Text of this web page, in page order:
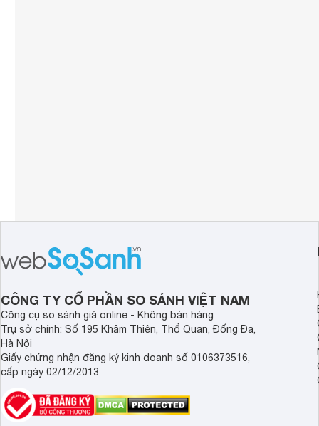
CÔNG TY CỔ PHẦN SO SÁNH VIỆT NAM
Công cụ so sánh giá online - Không bán hàng
Trụ sở chính: Số 195 Khâm Thiên, Thổ Quan, Đống Đa,
Hà Nội
Giấy chứng nhận đăng ký kinh doanh số 0106373516,
cấp ngày 02/12/2013